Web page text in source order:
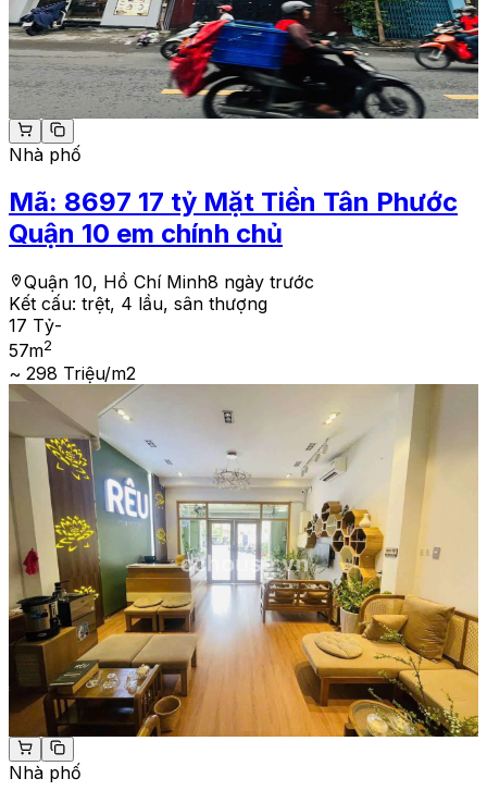
Nhà phố
Mã: 8697 17 tỷ Mặt Tiền Tân Phước
Quận 10 em chính chủ
Quận 10, Hồ Chí Minh8 ngày trước
Kết cấu: trệt, 4 lầu, sân thượng
17 Tỷ-
57m2
~ 298 Triệu/m2
Nhà phố